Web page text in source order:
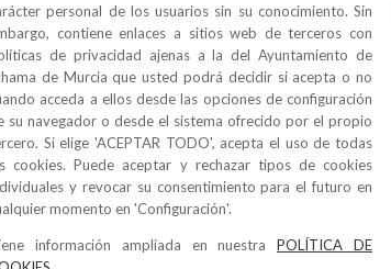
Alhama de Murcia (Murcia) España Teléfono:968 630 000
personal de los usuarios sin su conocimiento. Sin
contiene enlaces a sitios web de terceros con
de privacidad ajenas a la del Ayuntamiento de
de Murcia que usted podrá decidir si acepta o no
acceda a ellos desde las opciones de configuración
su navegador o desde el sistema ofrecido por el propio
Si elige 'ACEPTAR TODO', acepta el uso de todas
cookies. Puede aceptar y rechazar tipos de cookies
y revocar su consentimiento para el futuro en
momento en 'Configuración'.
información ampliada en nuestraPOLÍTICA DE